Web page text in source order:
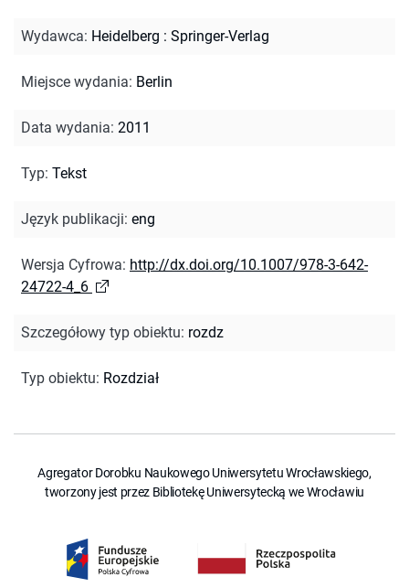
Wydawca: Heidelberg : Springer-Verlag
Miejsce wydania: Berlin
Data wydania: 2011
Typ: Tekst
Język publikacji: eng
Wersja Cyfrowa: http://dx.doi.org/10.1007/978-3-642-
24722-4_6
Szczegółowy typ obiektu: rozdz
Typ obiektu: Rozdział
Agregator Dorobku Naukowego Uniwersytetu Wrocławskiego,
tworzony jest przez Bibliotekę Uniwersytecką we Wrocławiu